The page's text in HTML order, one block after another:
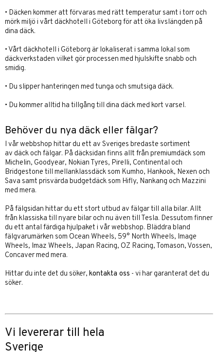
• Däcken kommer att förvaras med rätt temperatur samt i torr och
mörk miljö i vårt däckhotell i Göteborg för att öka livslängden på
dina däck.
• Vårt däckhotell i Göteborg är lokaliserat i samma lokal som
däckverkstaden vilket gör processen med hjulskifte snabb och
smidig.
• Du slipper hanteringen med tunga och smutsiga däck.
• Du kommer alltid ha tillgång till dina däck med kort varsel.
Behöver du nya däck eller fälgar?
I vår webbshop hittar du ett av Sveriges bredaste sortiment
av däck och fälgar. På däcksidan finns allt från premiumdäck som
Michelin, Goodyear, Nokian Tyres, Pirelli, Continental och
Bridgestone till mellanklassdäck som Kumho, Hankook, Nexen och
Sava samt prisvärda budgetdäck som Hifly, Nankang och Mazzini
med mera.
På fälgsidan hittar du ett stort utbud av fälgar till alla bilar. Allt
från klassiska till nyare bilar och nu även till Tesla. Dessutom finner
du ett antal färdiga hjulpaket i vår webbshop. Bläddra bland
fälgvarumärken som Ocean Wheels, 59° North Wheels, Image
Wheels, Imaz Wheels, Japan Racing, OZ Racing, Tomason, Vossen,
Concaver med mera.
Hittar du inte det du söker, kontakta oss - vi har garanterat det du
söker.
Vi levererar till hela
Sverige